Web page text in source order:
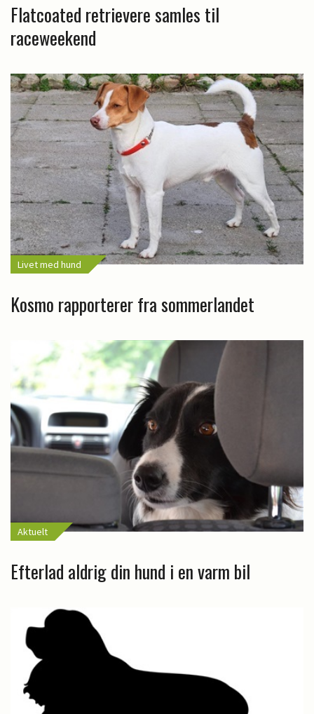
Flatcoated retrievere samles til
raceweekend
Livet med hund
Kosmo rapporterer fra sommerlandet
Aktuelt
Efterlad aldrig din hund i en varm bil